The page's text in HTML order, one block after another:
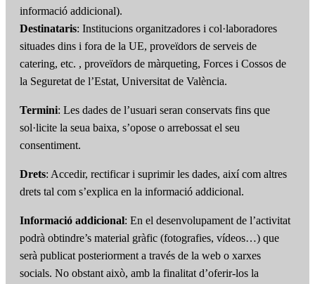
informació addicional).
Destinataris: Institucions organitzadores i col·laboradores
situades dins i fora de la UE, proveïdors de serveis de
catering, etc. , proveïdors de màrqueting, Forces i Cossos de
la Seguretat de l’Estat, Universitat de València.
Termini: Les dades de l’usuari seran conservats fins que
sol·licite la seua baixa, s’opose o arrebossat el seu
consentiment.
Drets: Accedir, rectificar i suprimir les dades, així com altres
drets tal com s’explica en la informació addicional.
Informació addicional: En el desenvolupament de l’activitat
podrà obtindre’s material gràfic (fotografies, vídeos…) que
serà publicat posteriorment a través de la web o xarxes
socials. No obstant això, amb la finalitat d’oferir-los la